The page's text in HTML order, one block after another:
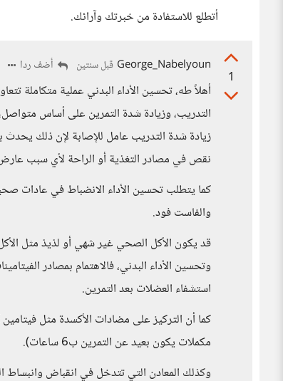
أتطلع للاستفادة من خبرتك وآرائك.
1
George_Nabelyoun قبل سنتين أضف ردا
أهلاً طه، تحسين الأداء البدني عملية متكاملة
التدريب، وزيادة شدة التمرين على أساس
زيادة شدة التدريب عامل للإصابة لإن ذلك
نقص في مصادر التغذية أو الراحة لأي سبب
كما يتطلب تحسين الأداء الانضباط في عادات
والفاست فود.
قد يكون الأكل الصحي غير شهي أو لذيذ مثل
وتحسين الأداء البدني، فالاهتمام بمصادر
استشفاء العضلات بعد التمرين.
مكملات يكون بعيد عن التمرين ب6 ساعات).
وكذلك المعادن التي تتدخل في انقباض وانبساط